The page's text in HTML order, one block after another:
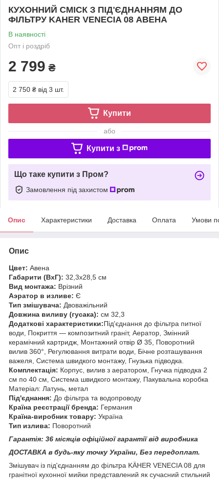
КУХОННИЙ СМІСК З ПІД'ЄДНАННЯМ ДО
ФІЛЬТРУ KAHER VENECIA 08 АВЕНА
В наявності
Опт і роздріб
2 799 ₴
2 750 ₴ від 3 шт.
Купити
або
Купити з
Що таке купити з Пром?
Замовлення під захистом
Опис Характеристики Доставка Оплата Умови
Опис
Цвет: Авена
Габарити (ВхГ): 32,3х28,5 см
Вид монтажа: Врізний
Аэратор в изливе: Є
Тип змішувача: Двоважільний
Довжина виливу (гусака): см 32,3
Додаткові характеристики:Під'єднання до фільтра питної
води, Покриття — композитний граніт, Аератор, Змінний
керамічний картридж, Монтажний отвір Ø 35, Поворотний
вилив 360°, Регулювання витрати води, Бічне розташування
важеля, Система швидкого монтажу, Гнузька підводка.
Комплектація: Корпус, вилив з аератором, Гнучка підводка 2
см по 40 см, Система швидкого монтажу, Пакувальна коробка
Матеріал: Латунь, метал
Під'єднання: До фільтра та водопроводу
Країна реєстрації бренда: Германия
Країна-виробник товару: Україна
Тип излива: Поворотний
Гарантія: 36 місяців офіційної гарантії від виробника
ДОСТАВКА в будь-яку точку України, Без передоплат.
Змішувач із під'єднанням до фільтра KÄHER VENECIA 08 для
гранітної кухонної мийки представлений як сучасний стильний